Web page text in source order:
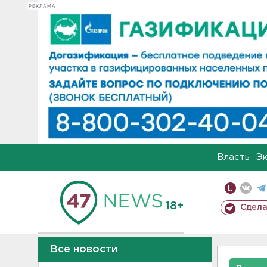
РЕКЛАМА
Власть
18+
Все новости